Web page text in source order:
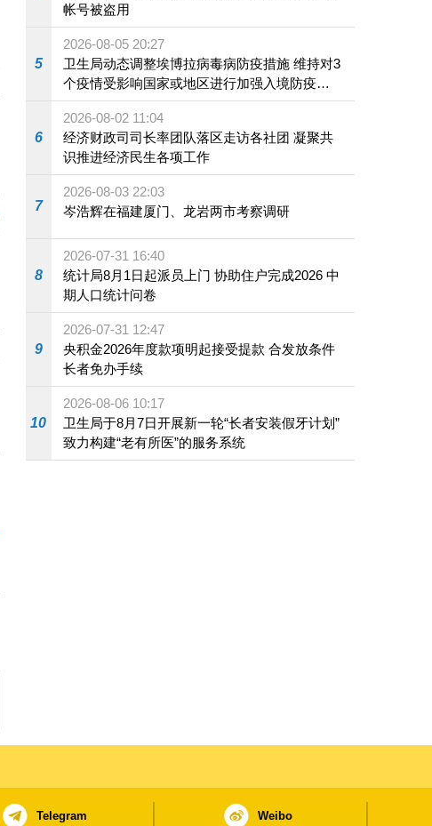
帐号被盗用
5
2026-08-05 20:27
卫生局动态调整埃博拉病毒病防疫措施 维持对3
个疫情受影响国家或地区进行加强入境防疫措
施
6
2026-08-02 11:04
经济财政司司长率团队落区走访各社团 凝聚共
识推进经济民生各项工作
7
2026-08-03 22:03
岑浩辉在福建厦门、龙岩两市考察调研
8
2026-07-31 16:40
统计局8月1日起派员上门 协助住户完成2026 中
期人口统计问卷
9
2026-07-31 12:47
央积金2026年度款项明起接受提款 合发放条件
长者免办手续
10
2026-08-06 10:17
卫生局于8月7日开展新一轮“长者安装假牙计划”
致力构建“老有所医”的服务系统
Telegram Weibo